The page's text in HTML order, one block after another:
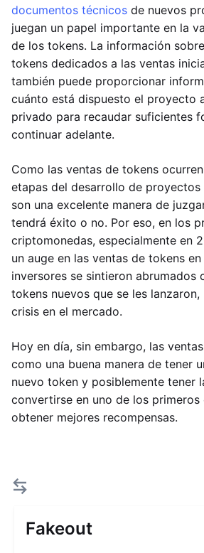
documentos técnicos de nuevos
juegan un papel importante en la
de los tokens. La información
tokens dedicados a las ventas
también puede proporcionar
cuánto está dispuesto el proyecto
privado para recaudar suficientes
continuar adelante.
Como las ventas de tokens
etapas del desarrollo de
son una excelente manera de
tendrá éxito o no. Por eso, en los
criptomonedas, especialmente en
un auge en las ventas de tokens
inversores se sintieron abrumados
tokens nuevos que se les
crisis en el mercado.
Hoy en día, sin embargo, las
como una buena manera de tener
nuevo token y posiblemente tener
convertirse en uno de los
obtener mejores recompensas.
Fakeout